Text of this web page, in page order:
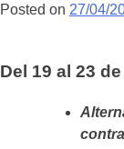
Posted on 27/04/
Del 19 al 23